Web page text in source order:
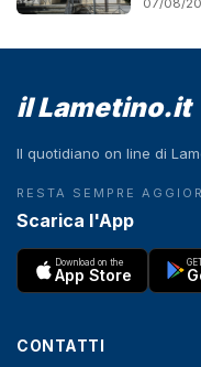
07/08/
il Lametino.it
Il quotidiano on line di
RESTA SEMPRE
Scarica l'App
Download on the
App Store
CONTATTI